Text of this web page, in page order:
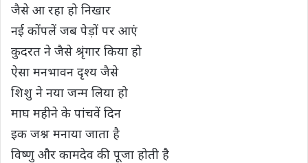
जैसे आ रहा हो निखार
नई कोंपलें जब पेड़ों पर आएं
कुदरत ने जैसे श्रृंगार किया हो
ऐसा मनभावन दृश्य जैसे
शिशु ने नया जन्म लिया हो
माघ महीने के पांचवें दिन
इक जश्न मनाया जाता है
विष्णु और कामदेव की पूजा होती है